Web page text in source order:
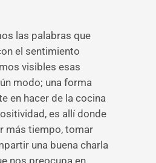
las palabras que
el sentimiento
visibles esas
modo; una forma
en hacer de la cocina
es allí donde
más tiempo, tomar
una buena charla
nos preocupa en